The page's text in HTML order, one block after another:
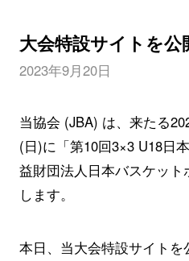
大会特設サイトを公
2023年9月20日
当協会 (JBA) は、来たる
(日)に「第10回3×3 U18日
益財団法人日本バスケッ
します。
本日、当大会特設サイトを